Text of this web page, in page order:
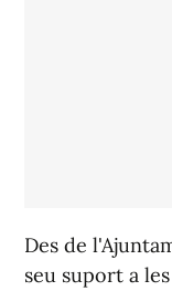
Des de
seu suport a